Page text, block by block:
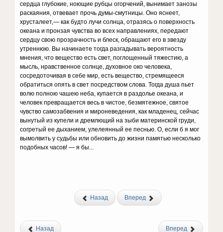
сердца глубокие, ноющие рубцы огорчений, вынимает занозы
раскаяния, отвевает прочь думы-смутницы. Оно яснеет,
хрусталеет,— как будто лучи солнца, отразясь о поверхность
океана и пронзая чувства во всех направлениях, передают
сердцу свою прозрачность и блеск, обращают его в звезду
утреннюю. Вы начинаете тогда разгадывать вероятность
мнения, что вещество есть свет, поглощенный тяжестию, а
мысль, нравственное солнце, духовное око человека,
сосредоточивая в себе мир, есть вещество, стремящееся
обратиться опять в свет посредством слова. Тогда душа пьет
волю полною чашею неба, купается в раздолье океана, и
человек превращается весь в чистое, безмя­тежное, святое
чувство самозабвения и мироневедения, как младенец, сейчас
вынутый из купели и дремлющий на зыби материнской груди,
согретый ее дыханием, улелеянный ее песнью. О, если б я мог
вымолвить у судьбы или обновить до жизни памятью несколько
подобных часов! — я бы...
Назад Вперед
Назад Вперед